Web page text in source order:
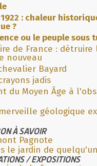
: chaleur
?
ou le peuple sous
de France : détruire
nouveau
Bayard
jadis
du Moyen Âge à
géologique
À SAVOIR
Pagnote
le jardin de
/ EXPOSITIONS